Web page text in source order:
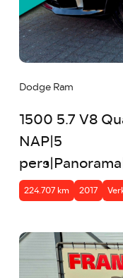
Dodge Ram
1500 5.7 V8
NAP|5
224.707 km 2017